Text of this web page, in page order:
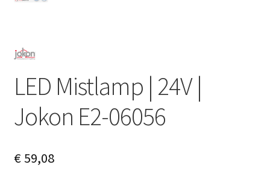
LED Mistlamp | 24V |
Jokon E2-06056
€59,08